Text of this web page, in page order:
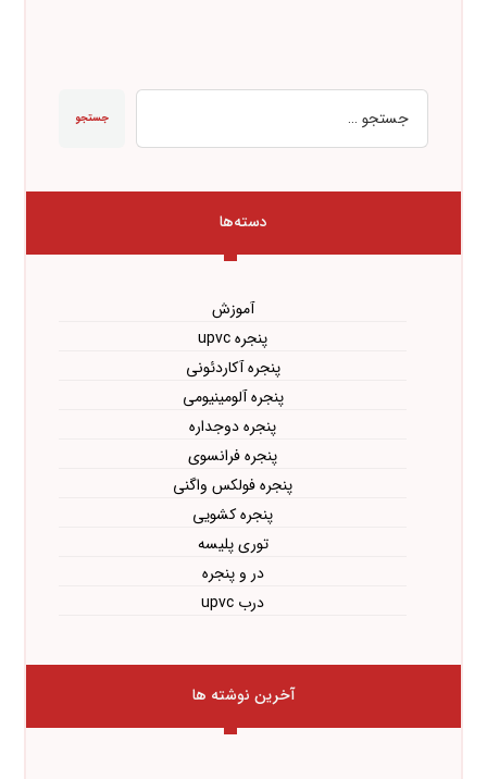
جستجو
دسته‌ها
آموزش
پنجره upvc
پنجره آکاردئونی
پنجره آلومینیومی
پنجره دوجداره
پنجره فرانسوی
پنجره فولکس واگنی
پنجره کشویی
توری پلیسه
در و پنجره
درب upvc
آخرین نوشته ها